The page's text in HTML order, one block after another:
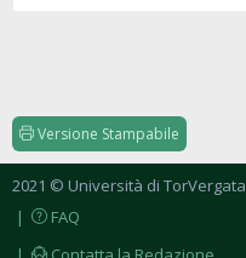
Versione Stampabile
2021 © Università di TorVergata
|
FAQ